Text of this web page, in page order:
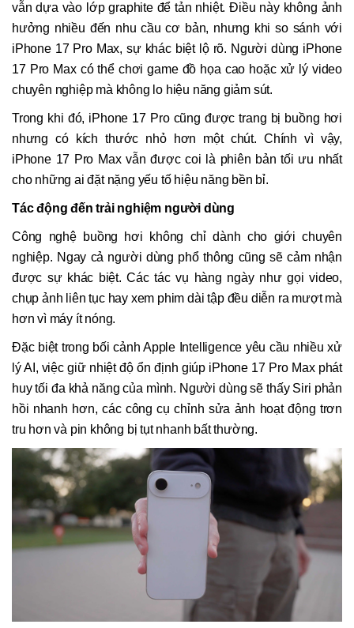
vẫn dựa vào lớp graphite để tản nhiệt. Điều này không ảnh
hưởng nhiều đến nhu cầu cơ bản, nhưng khi so sánh với
iPhone 17 Pro Max, sự khác biệt lộ rõ. Người dùng iPhone
17 Pro Max có thể chơi game đồ họa cao hoặc xử lý video
chuyên nghiệp mà không lo hiệu năng giảm sút.
Trong khi đó, iPhone 17 Pro cũng được trang bị buồng hơi
nhưng có kích thước nhỏ hơn một chút. Chính vì vậy,
iPhone 17 Pro Max vẫn được coi là phiên bản tối ưu nhất
cho những ai đặt nặng yếu tố hiệu năng bền bỉ.
Tác động đến trải nghiệm người dùng
Công nghệ buồng hơi không chỉ dành cho giới chuyên
nghiệp. Ngay cả người dùng phổ thông cũng sẽ cảm nhận
được sự khác biệt. Các tác vụ hàng ngày như gọi video,
chụp ảnh liên tục hay xem phim dài tập đều diễn ra mượt mà
hơn vì máy ít nóng.
Đặc biệt trong bối cảnh Apple Intelligence yêu cầu nhiều xử
lý AI, việc giữ nhiệt độ ổn định giúp iPhone 17 Pro Max phát
huy tối đa khả năng của mình. Người dùng sẽ thấy Siri phản
hồi nhanh hơn, các công cụ chỉnh sửa ảnh hoạt động trơn
tru hơn và pin không bị tụt nhanh bất thường.